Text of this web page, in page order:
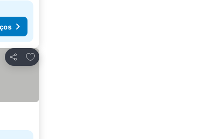
Partilhar
Adicionar aos favoritos